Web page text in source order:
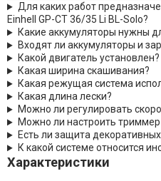
Для каких работ
Einhell GP-CT 36/35 Li BL-Solo?
Какие аккумуляторы нужны
Входят ли аккумуляторы и
Какой двигатель установлен?
Какая ширина скашивания?
Какая режущая система
Какая длина лески?
Можно ли регулировать
Можно ли настроить
Есть ли защита
К какой системе относится
Характеристики